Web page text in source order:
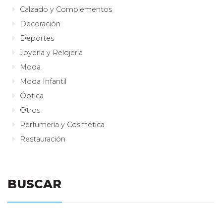
Calzado y Complementos
Decoración
Deportes
Joyería y Relojería
Moda
Moda Infantil
Óptica
Otros
Perfumería y Cosmética
Restauración
BUSCAR